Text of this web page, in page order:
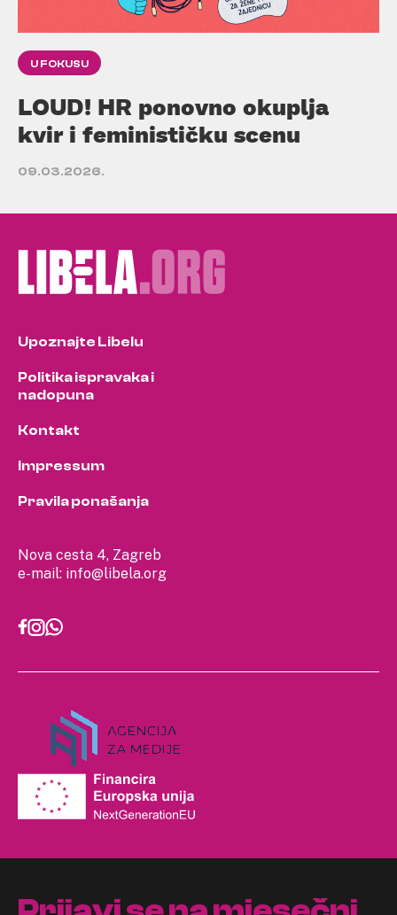
U FOKUSU
LOUD! HR ponovno okuplja
kvir i feminističku scenu
09.03.2026.
Nova cesta 4, Zagreb
e-mail: info@libela.org
Upoznajte Libelu
Politika ispravaka i
nadopuna
Kontakt
Impressum
Pravila ponašanja